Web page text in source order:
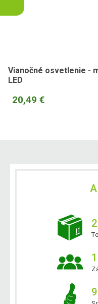
Vianočné osvetlenie -
LED
20,49 €